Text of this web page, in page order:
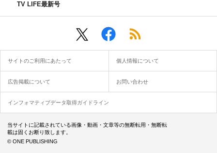
TV LIFE最新号
サイトのご利用にあたって 個人情報について
広告掲載について お問い合わせ
インフォマティブデータ取得ガイドライン
当サイトに記載されている画像・動画・文章等の無断転用・無断転
載は固くお断り致します。
© ONE PUBLISHING